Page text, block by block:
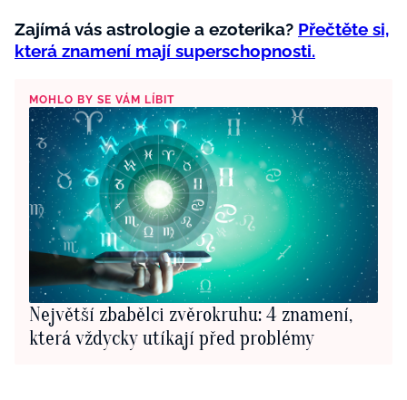
Zajímá vás astrologie a ezoterika? Přečtěte si,
která znamení mají superschopnosti.
MOHLO BY SE VÁM LÍBIT
Největší zbabělci zvěrokruhu: 4 znamení,
která vždycky utíkají před problémy